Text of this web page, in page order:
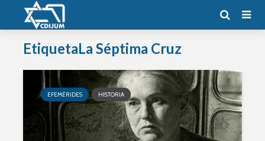
EtiquetaLa Séptima Cruz
EFEMÉRIDES HISTORIA